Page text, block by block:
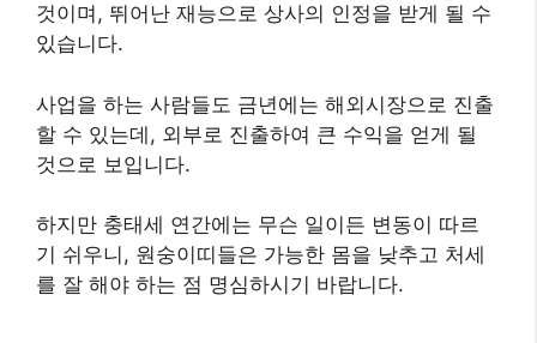
것이며, 뛰어난 재능으로 상사의 인정을 받게 될 수
있습니다.
사업을 하는 사람들도 금년에는 해외시장으로 진출
할 수 있는데, 외부로 진출하여 큰 수익을 얻게 될
것으로 보입니다.
하지만 충태세 연간에는 무슨 일이든 변동이 따르
기 쉬우니, 원숭이띠들은 가능한 몸을 낮추고 처세
를 잘 해야 하는 점 명심하시기 바랍니다.